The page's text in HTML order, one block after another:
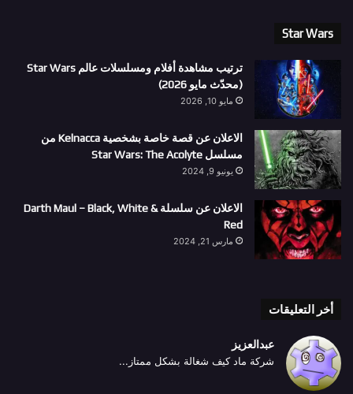
Star Wars
ترتيب مشاهدة أفلام ومسلسلات عالم Star Wars
(محدّث مايو 2026)
مايو 10, 2026
الاعلان عن قصة خاصة بشخصية Kelnacca من
مسلسل Star Wars: The Acolyte
يونيو 9, 2024
الاعلان عن سلسلة Darth Maul – Black, White &
Red
مارس 21, 2024
أخر التعليقات
عبدالعزيز
شركة ماد كيف شغالة بشكل ممتاز...